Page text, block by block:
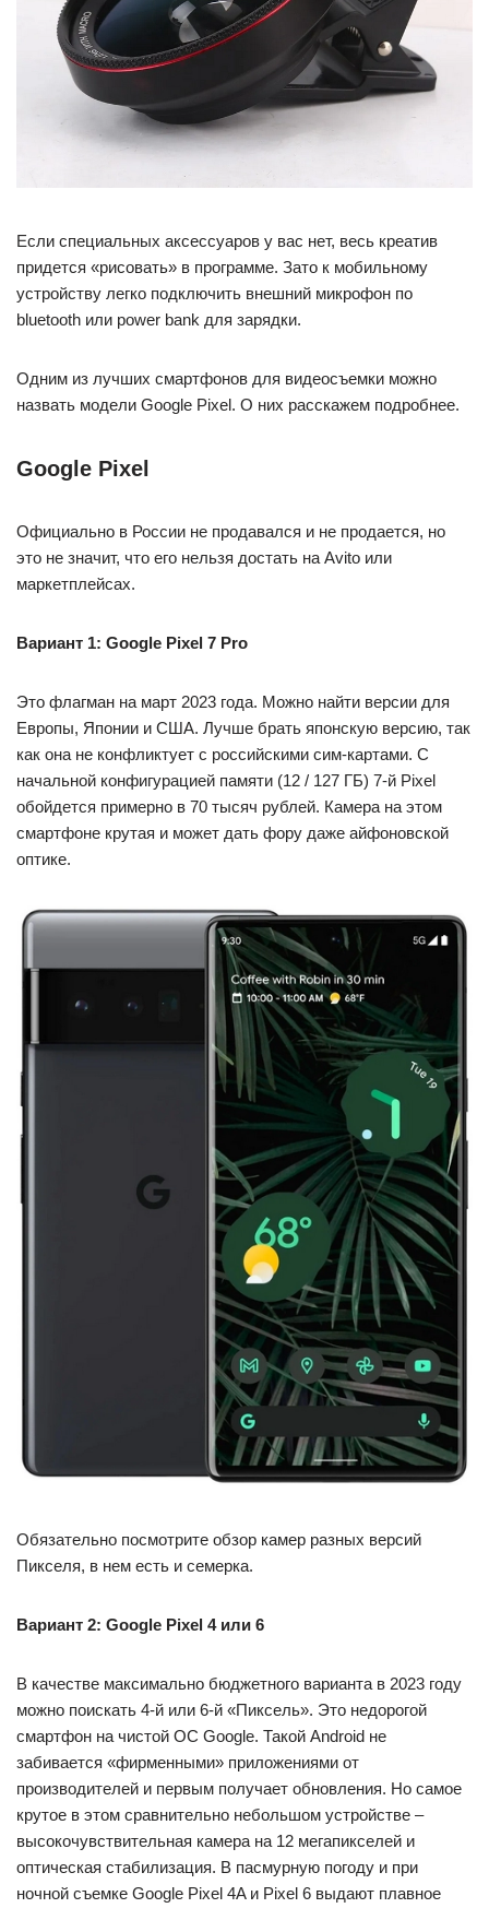
Если специальных аксессуаров у вас нет, весь креатив
придется «рисовать» в программе. Зато к мобильному
устройству легко подключить внешний микрофон по
bluetooth или power bank для зарядки.
Одним из лучших смартфонов для видеосъемки можно
назвать модели Google Pixel. О них расскажем подробнее.
Google Pixel
Официально в России не продавался и не продается, но
это не значит, что его нельзя достать на Avito или
маркетплейсах.
Вариант 1: Google Pixel 7 Pro
Это флагман на март 2023 года. Можно найти версии для
Европы, Японии и США. Лучше брать японскую версию, так
как она не конфликтует с российскими сим-картами. С
начальной конфигурацией памяти (12 / 127 ГБ) 7-й Pixel
обойдется примерно в 70 тысяч рублей. Камера на этом
смартфоне крутая и может дать фору даже айфоновской
оптике.
Обязательно посмотрите обзор камер разных версий
Пикселя, в нем есть и семерка.
Вариант 2: Google Pixel 4 или 6
В качестве максимально бюджетного варианта в 2023 году
можно поискать 4-й или 6-й «Пиксель». Это недорогой
смартфон на чистой ОС Google. Такой Android не
забивается «фирменными» приложениями от
производителей и первым получает обновления. Но самое
крутое в этом сравнительно небольшом устройстве –
высокочувствительная камера на 12 мегапикселей и
оптическая стабилизация. В пасмурную погоду и при
ночной съемке Google Pixel 4A и Pixel 6 выдают плавное